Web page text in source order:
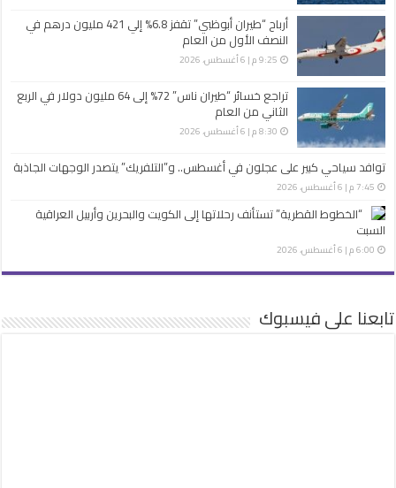
أرباح “طيران أبوظبي” تقفز 6.8% إلي 421 مليون درهم في
النصف الأول من العام
9:25 م | 6 أغسطس، 2026
تراجع خسائر “طيران ناس” 72% إلى 64 مليون دولار في الربع
الثاني من العام
8:30 م | 6 أغسطس، 2026
توافد سياحي كبير على عجلون في أغسطس.. و”التلفريك” يتصدر الوجهات الجاذبة
7:45 م | 6 أغسطس، 2026
“الخطوط القطرية” تستأنف رحلاتها إلى الكويت والبحرين وأربيل العراقية
السبت
6:00 م | 6 أغسطس، 2026
تابعنا على فيسبوك